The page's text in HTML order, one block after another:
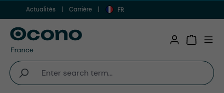
Aller au contenu principal
Actualités Carrière FR